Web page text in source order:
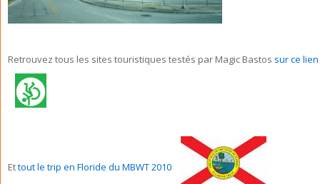
Retrouvez tous les sites touristiques testés par Magic Bastos sur ce lien
Ettout le trip en Floride du MBWT 2010